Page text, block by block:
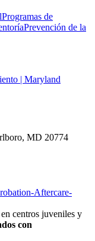
Programas de
Prevención de la
| Maryland
MD 20774
Aftercare-
centros juveniles y
con